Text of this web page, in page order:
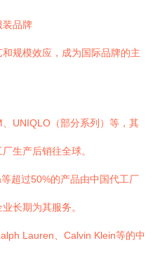
品牌
规模效应，成为国际品牌的主
UNIQLO（部分系列）等，其
生产后销往全球。
超过50%的产品由中国代工厂
长期为其服务。
Lauren、Calvin Klein等的中